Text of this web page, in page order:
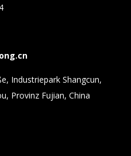
Industriepark Shangcun,
Provinz Fujian, China